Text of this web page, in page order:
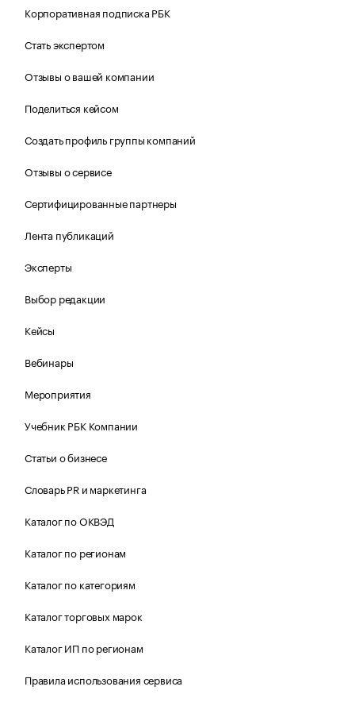
Корпоративная подписка РБК
Стать экспертом
Отзывы о вашей компании
Поделиться кейсом
Создать профиль группы компаний
Отзывы о сервисе
Сертифицированные партнеры
Лента публикаций
Эксперты
Выбор редакции
Кейсы
Вебинары
Мероприятия
Учебник РБК Компании
Статьи о бизнесе
Словарь PR и маркетинга
Каталог по ОКВЭД
Каталог по регионам
Каталог по категориям
Каталог торговых марок
Каталог ИП по регионам
Правила использования сервиса